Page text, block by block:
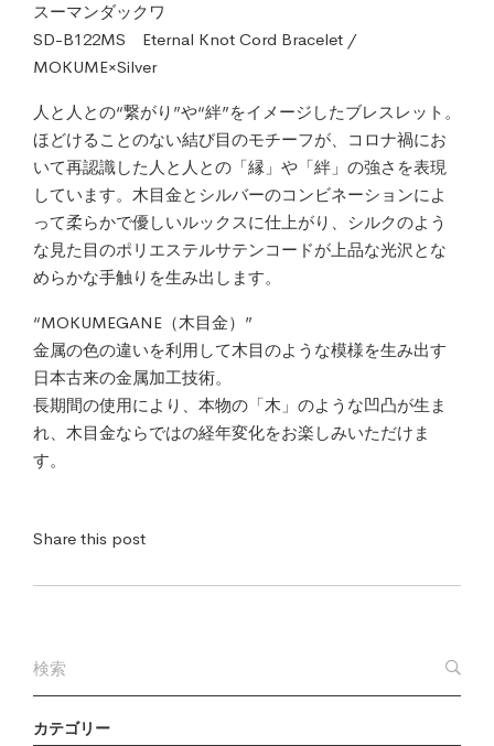
カテゴリー
スーマンダックワ
SD-B122MS Eternal Knot Cord Bracelet /
MOKUME×Silver
人と人との“繋がり”や“絆”をイメージしたブレスレット。
ほどけることのない結び目のモチーフが、コロナ禍にお
いて再認識した人と人との「縁」や「絆」の強さを表現
しています。木目金とシルバーのコンビネーションによ
って柔らかで優しいルックスに仕上がり、シルクのよう
な見た目のポリエステルサテンコードが上品な光沢とな
めらかな手触りを生み出します。
“MOKUMEGANE（木目金）”
金属の色の違いを利用して木目のような模様を生み出す
日本古来の金属加工技術。
長期間の使用により、本物の「木」のような凹凸が生ま
れ、木目金ならではの経年変化をお楽しみいただけま
す。
Share this post